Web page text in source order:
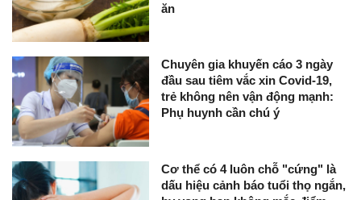
ăn
Chuyên gia khuyến cáo 3 ngày
đầu sau tiêm vắc xin Covid-19,
trẻ không nên vận động mạnh:
Phụ huynh cần chú ý
Cơ thể có 4 luôn chỗ "cứng" là
dấu hiệu cảnh báo tuổi thọ ngắn,